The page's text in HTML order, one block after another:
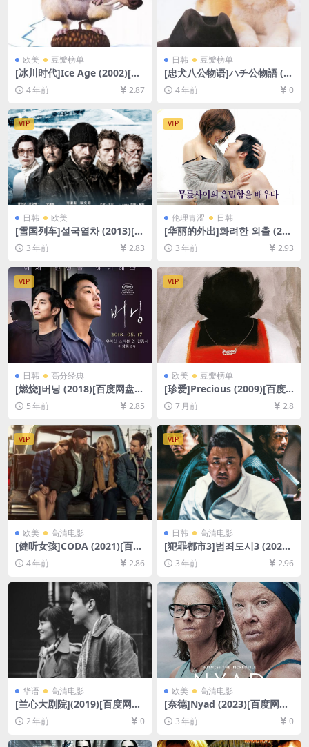
欧美 豆瓣榜单
[冰川时代]Ice Age (2002)[百
度网盘+迅雷云盘资源1080P
超清未删减][MP4/5.2GB][中
英字幕]
4 年前 2.87
日韩 豆瓣榜单
[忠犬八公物语]ハチ公物語 (1
987)[百度网盘+迅雷云盘资源
1080P超清未删减][MP4/6.8G
B][日语中字]
4 年前 0
VIP
日韩 欧美
[雪国列车]설국열차 (2013)[百
度网盘+夸克网盘1080P超清
未删减资源][网盘在线播放/下
载][MP4/8.1GB][中英字幕]
3 年前 2.83
VIP
伦理青涩 日韩
[华丽的外出]화려한 외출 (201
3)[百度网盘+夸克网盘1080P
超清未删减资源][网盘下载][M
P4/2.6GB][中文字幕]【手机/
平板无法在线播放，请使用电
脑下载防和谐压缩包（含解压
密码）】
3 年前 2.93
VIP
日韩 高分经典
[燃烧]버닝 (2018)[百度网盘
+迅雷云盘资源1080P超清未
删减][MP4/9.5GB][韩语中字]
5 年前 2.85
VIP
欧美 豆瓣榜单
[珍爱]Precious (2009)[百度
网盘+夸克网盘1080P超清未
删减资源][网盘在线播放/下
7 月前 2.8
VIP
欧美 高清电影
[健听女孩]CODA (2021)[百度
网盘+迅雷云盘资源1080P超
清未删减][MP4/7.5GB][中英
字幕]
4 年前 2.86
VIP
日韩 高清电影
[犯罪都市3]범죄도시3 (2023)
[百度网盘+迅雷云盘资源1080
P超清未删减][MP4/3.6GB][韩
语中字]
3 年前 2.96
华语 高清电影
[兰心大剧院](2019)[百度网盘
+夸克网盘1080P超清未删减
资源][网盘在线播放/下载][MP
4/8.2GB][中英字幕]
2 年前 0
欧美 高清电影
[奈德]Nyad (2023)[百度网盘
+夸克网盘1080P超清未删减
资源][网盘在线播放/下载][MP
4/6GB][官方中字]
3 年前 0